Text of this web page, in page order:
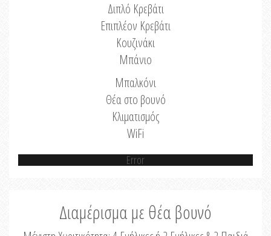
Διπλό Κρεβάτι
Επιπλέον Κρεβάτι
Κουζινάκι
Μπάνιο
Μπαλκόνι
Θέα στο βουνό
Κλιματισμός
WiFi
Error
Διαμέρισμα με θέα βουνό